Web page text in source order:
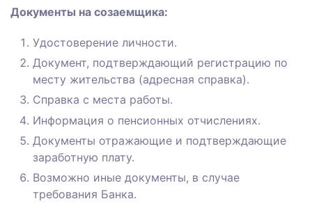
Документы на созаемщика:
Удостоверение личности.
Документ, подтверждающий регистрацию по
месту жительства (адресная справка).
Справка с места работы.
Информация о пенсионных отчислениях.
Документы отражающие и подтверждающие
заработную плату.
Возможно иные документы, в случае
требования Банка.